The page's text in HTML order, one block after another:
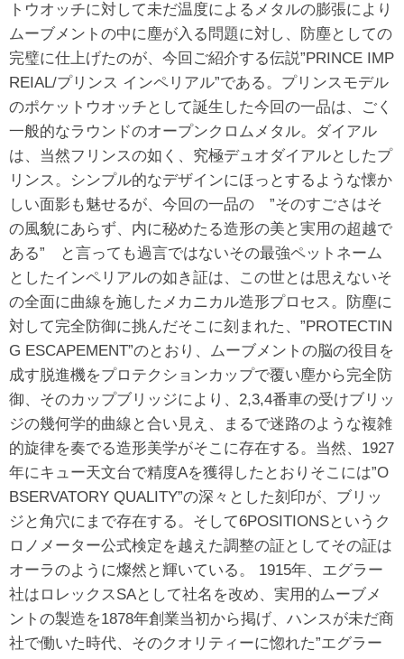
トウオッチに対して未だ温度によるメタルの膨張により
ムーブメントの中に塵が入る問題に対し、防塵としての
完璧に仕上げたのが、今回ご紹介する伝説”PRINCE IMP
REIAL/プリンス インペリアル”である。プリンスモデル
のポケットウオッチとして誕生した今回の一品は、ごく
一般的なラウンドのオープンクロムメタル。ダイアル
は、当然フリンスの如く、究極デュオダイアルとしたプ
リンス。シンプル的なデザインにほっとするような懐か
しい面影も魅せるが、今回の一品の ”そのすごさはそ
の風貌にあらず、内に秘めたる造形の美と実用の超越で
ある” と言っても過言ではないその最強ペットネーム
としたインペリアルの如き証は、この世とは思えないそ
の全面に曲線を施したメカニカル造形プロセス。防塵に
対して完全防御に挑んだそこに刻まれた、”PROTECTIN
G ESCAPEMENT”のとおり、ムーブメントの脳の役目を
成す脱進機をプロテクションカップで覆い塵から完全防
御、そのカップブリッジにより、2,3,4番車の受けブリッ
ジの幾何学的曲線と合い見え、まるで迷路のような複雑
的旋律を奏でる造形美学がそこに存在する。当然、1927
年にキュー天文台で精度Aを獲得したとおりそこには”O
BSERVATORY QUALITY”の深々とした刻印が、ブリッ
ジと角穴にまで存在する。そして6POSITIONSというク
ロノメーター公式検定を越えた調整の証としてその証は
オーラのように燦然と輝いている。 1915年、エグラー
社はロレックスSAとして社名を改め、実用的ムーブメ
ントの製造を1878年創業当初から掲げ、ハンスが未だ商
社で働いた時代、そのクオリティーに惚れた”エグラー